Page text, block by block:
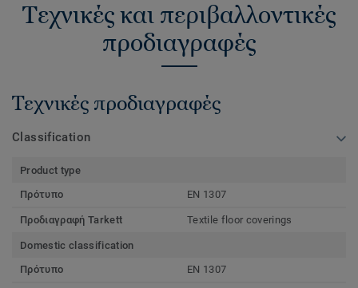
Τεχνικές και περιβαλλοντικές
προδιαγραφές
Τεχνικές προδιαγραφές
Classification
Product type
Πρότυπο
EN 1307
Προδιαγραφή Tarkett Textile floor coverings
Domestic classification
Πρότυπο
EN 1307